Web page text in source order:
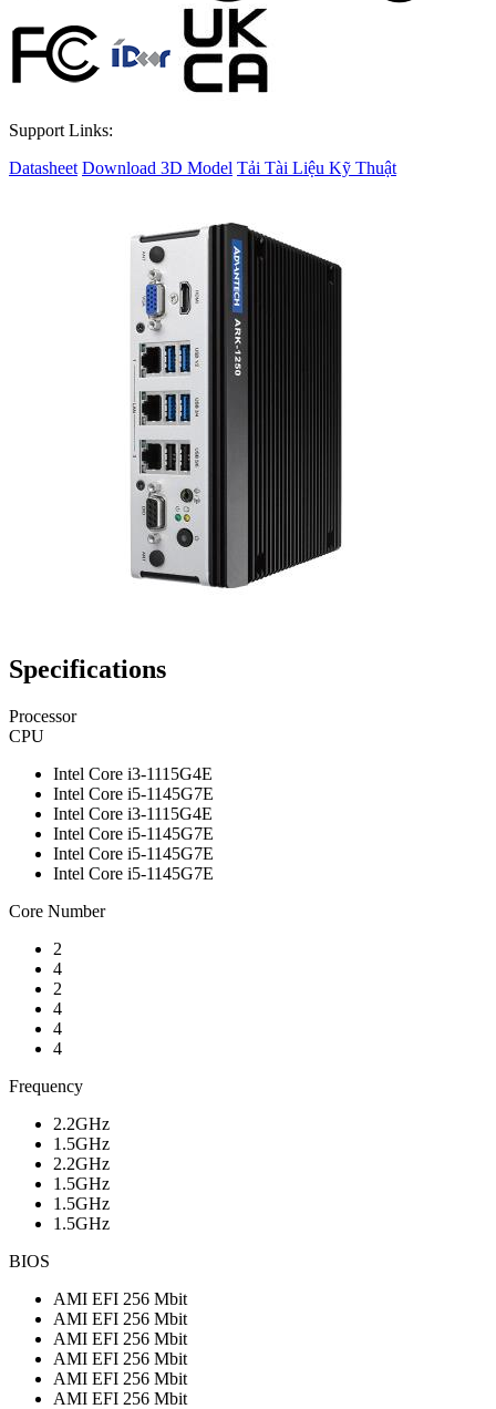
Support Links:
Datasheet Download 3D Model Tải Tài Liệu Kỹ Thuật
Specifications
Processor
CPU
Intel Core i3-1115G4E
Intel Core i5-1145G7E
Intel Core i3-1115G4E
Intel Core i5-1145G7E
Intel Core i5-1145G7E
Intel Core i5-1145G7E
Core Number
2
4
2
4
4
4
Frequency
2.2GHz
1.5GHz
2.2GHz
1.5GHz
1.5GHz
1.5GHz
BIOS
AMI EFI 256 Mbit
AMI EFI 256 Mbit
AMI EFI 256 Mbit
AMI EFI 256 Mbit
AMI EFI 256 Mbit
AMI EFI 256 Mbit